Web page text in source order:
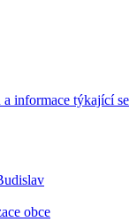
informace týkající se
obce